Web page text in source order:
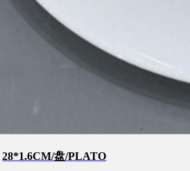
28*1.6CM/盘/PLATO